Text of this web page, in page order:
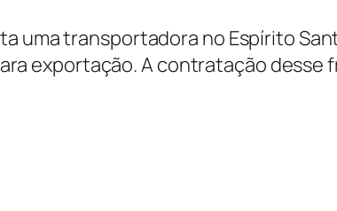
uma transportadora no Espírito
exportação. A contratação